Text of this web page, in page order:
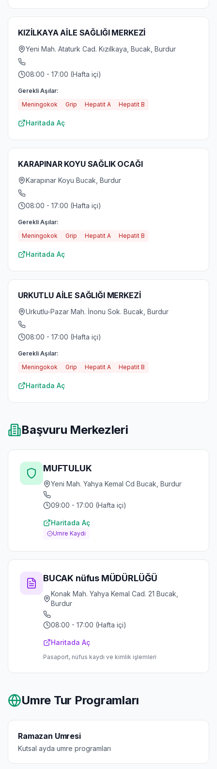
KIZİLKAYA AİLE SAĞLIĞI MERKEZİ
Yeni Mah. Ataturk Cad. Kızılkaya, Bucak, Burdur
08:00 - 17:00 (Hafta içi)
Gerekli Aşılar:
Meningokok
Grip Hepatit A Hepatit B
Haritada Aç
KARAPINAR KOYU SAĞLIK OCAĞI
Karapınar Koyu Bucak, Burdur
08:00 - 17:00 (Hafta içi)
Gerekli Aşılar:
Meningokok
Grip Hepatit A Hepatit B
Haritada Aç
URKUTLU AİLE SAĞLIĞI MERKEZİ
Urkutlu-Pazar Mah. İnonu Sok. Bucak, Burdur
08:00 - 17:00 (Hafta içi)
Gerekli Aşılar:
Meningokok
Grip Hepatit A Hepatit B
Haritada Aç
Başvuru Merkezleri
MUFTULUK
Yeni Mah. Yahya Kemal Cd Bucak, Burdur
09:00 - 17:00 (Hafta içi)
Haritada Aç
Umre Kaydı
BUCAK nüfus MÜDÜRLÜĞÜ
Konak Mah. Yahya Kemal Cad. 21 Bucak,
Burdur
08:00 - 17:00 (Hafta içi)
Haritada Aç
Pasaport, nüfus kaydı ve kimlik işlemleri
Umre Tur Programları
Ramazan Umresi
Kutsal ayda umre programları